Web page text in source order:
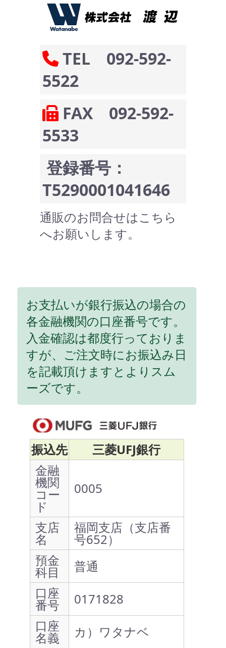
TEL 092-592-
5522
FAX 092-592-
5533
登録番号：
T5290001041646
通販のお問合せはこちら
へお願いします。
お支払いが銀行振込の場合の
各金融機関の口座番号です。
入金確認は都度行っておりま
すが、ご注文時にお振込み日
を記載頂けますとよりスム
ーズです。
振込先
三菱UFJ銀行
金融
機関
コー
ド
0005
支店
名
福岡支店（支店番
号652）
預金
科目
普通
口座
番号
0171828
口座
名義
カ）ワタナベ